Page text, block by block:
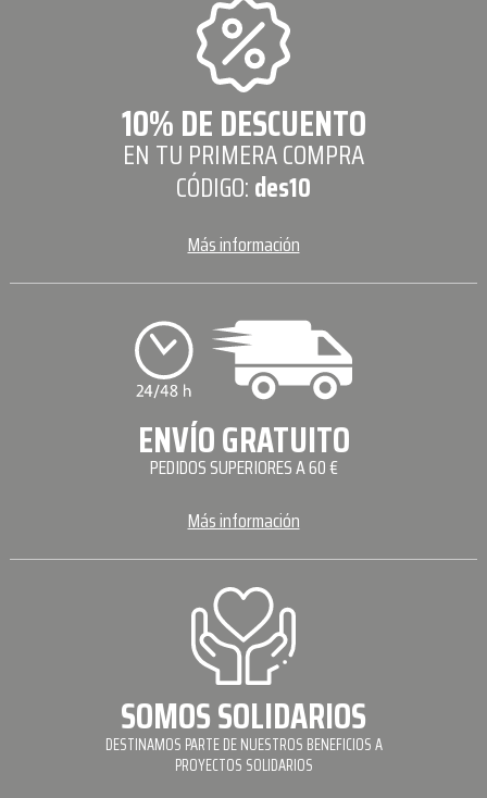
10% DE DESCUENTO
EN TU PRIMERA COMPRA
CÓDIGO:des10
Más información
ENVÍO GRATUITO
PEDIDOS SUPERIORES A 60 €
Más información
SOMOS SOLIDARIOS
DESTINAMOS PARTE DE NUESTROS BENEFICIOS A
PROYECTOS SOLIDARIOS